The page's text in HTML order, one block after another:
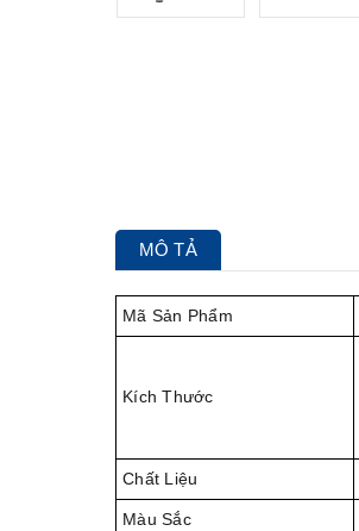
MÔ TẢ
Mã Sản Phẩm
Kích Thước
Chất Liệu
Màu Sắc